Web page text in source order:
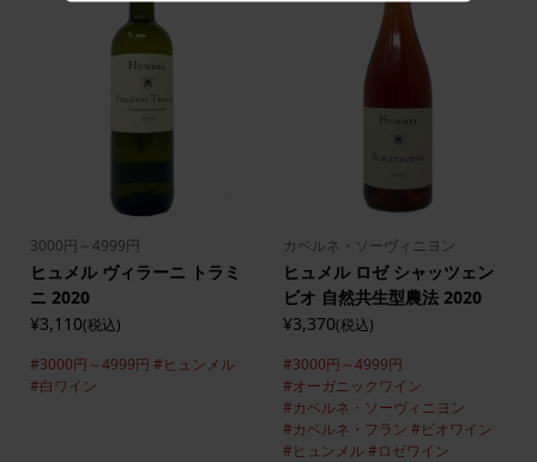
3000円～4999円
ヒュメル ヴィラーニ トラミ
ニ 2020
¥3,110(税込)
#3000円～4999円 #ヒュンメル
#白ワイン
カベルネ・ソーヴィニヨン
ヒュメル ロゼ シャッツェン
ビオ 自然共生型農法 2020
¥3,370(税込)
#3000円～4999円
#オーガニックワイン
#カベルネ・ソーヴィニヨン
#カベルネ・フラン #ビオワイン
#ヒュンメル #ロゼワイン